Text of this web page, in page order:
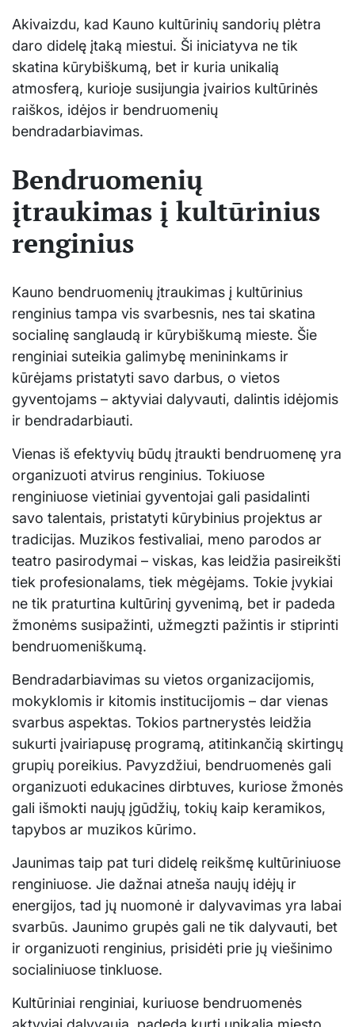
Akivaizdu, kad Kauno kultūrinių sandorių plėtra
daro didelę įtaką miestui. Ši iniciatyva ne tik
skatina kūrybiškumą, bet ir kuria unikalią
atmosferą, kurioje susijungia įvairios kultūrinės
raiškos, idėjos ir bendruomenių
bendradarbiavimas.
Bendruomenių
įtraukimas į kultūrinius
renginius
Kauno bendruomenių įtraukimas į kultūrinius
renginius tampa vis svarbesnis, nes tai skatina
socialinę sanglaudą ir kūrybiškumą mieste. Šie
renginiai suteikia galimybę menininkams ir
kūrėjams pristatyti savo darbus, o vietos
gyventojams – aktyviai dalyvauti, dalintis idėjomis
ir bendradarbiauti.
Vienas iš efektyvių būdų įtraukti bendruomenę yra
organizuoti atvirus renginius. Tokiuose
renginiuose vietiniai gyventojai gali pasidalinti
savo talentais, pristatyti kūrybinius projektus ar
tradicijas. Muzikos festivaliai, meno parodos ar
teatro pasirodymai – viskas, kas leidžia pasireikšti
tiek profesionalams, tiek mėgėjams. Tokie įvykiai
ne tik praturtina kultūrinį gyvenimą, bet ir padeda
žmonėms susipažinti, užmegzti pažintis ir stiprinti
bendruomeniškumą.
Bendradarbiavimas su vietos organizacijomis,
mokyklomis ir kitomis institucijomis – dar vienas
svarbus aspektas. Tokios partnerystės leidžia
sukurti įvairiapusę programą, atitinkančią skirtingų
grupių poreikius. Pavyzdžiui, bendruomenės gali
organizuoti edukacines dirbtuves, kuriose žmonės
gali išmokti naujų įgūdžių, tokių kaip keramikos,
tapybos ar muzikos kūrimo.
Jaunimas taip pat turi didelę reikšmę kultūriniuose
renginiuose. Jie dažnai atneša naujų idėjų ir
energijos, tad jų nuomonė ir dalyvavimas yra labai
svarbūs. Jaunimo grupės gali ne tik dalyvauti, bet
ir organizuoti renginius, prisidėti prie jų viešinimo
socialiniuose tinkluose.
Kultūriniai renginiai, kuriuose bendruomenės